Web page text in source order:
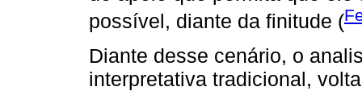
possível, diante da finitude (
Diante desse cenário, o
interpretativa tradicional,